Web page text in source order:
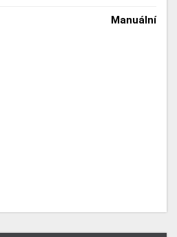
Manuální